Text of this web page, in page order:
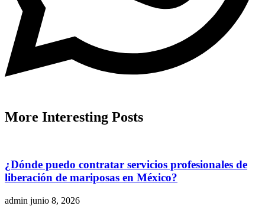
More Interesting Posts
¿Dónde puedo contratar servicios profesionales de
liberación de mariposas en México?
admin junio 8, 2026